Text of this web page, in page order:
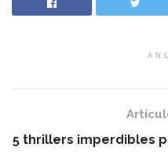
5 thrillers imperdibles